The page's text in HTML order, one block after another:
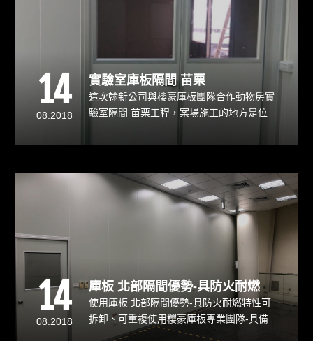
14
08.2018
實驗室庫板隔間 苗栗
這次翰新公司與櫻豪庫板團隊合作動物房實
驗室隔間 苗栗工程，案場施工的地方是位
雜轉折處多且皆需細部雕刻包覆，加上現場
14
08.2018
庫板 北部隔間優勢-具防火耐燃
使用庫板 北部隔間優勢-具防火耐燃特性可
拆卸、可重複使用櫻豪庫板專業團隊-具備
自有工班，可做整場無塵室拆除與安裝庫板